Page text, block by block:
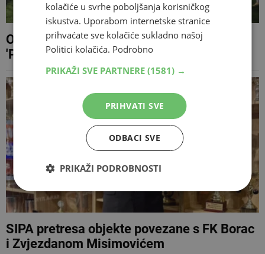
Oglasili se iz Borca nakon akcije SIPA-e:
'Postali smo mnogima trn u oku'
SIPA pretresa objekte povezane s FK Borac
i Zvjezdanom Misimovićem
kolačiće u svrhe poboljšanja korisničkog
iskustva. Uporabom internetske stranice
prihvaćate sve kolačiće sukladno našoj
Politici kolačića. Podrobno
PRIKAŽI SVE PARTNERE (1581) →
PRIHVATI SVE
ODBACI SVE
PRIKAŽI PODROBNOSTI